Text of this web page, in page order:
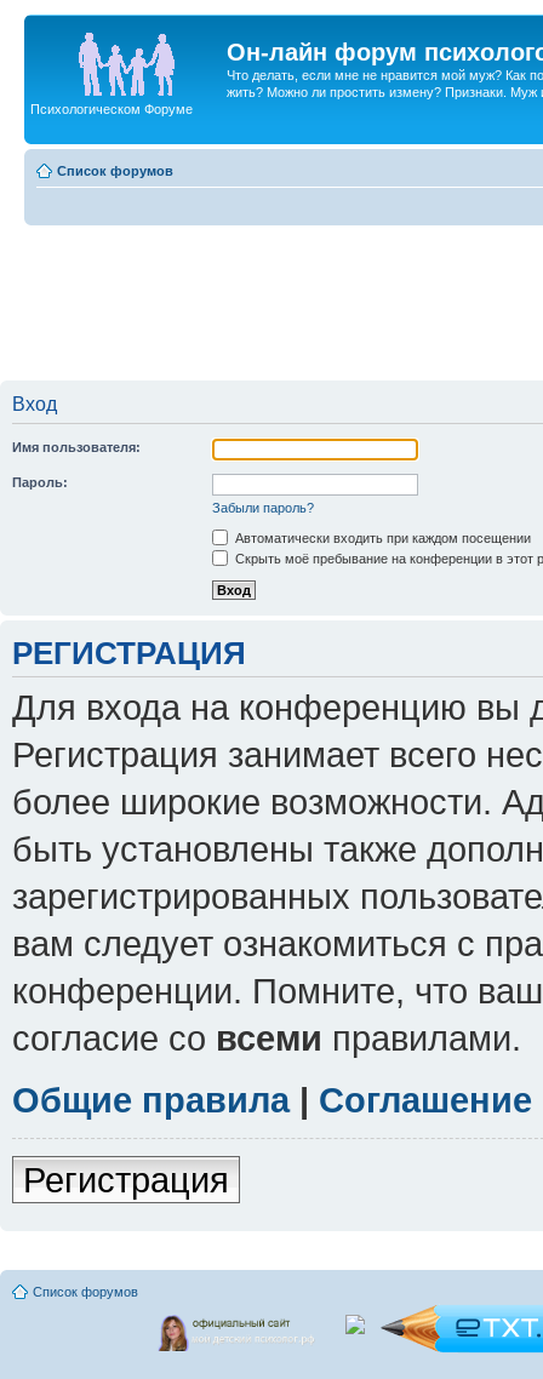
Он-лайн форум
Что делать, если мне не нравится мой муж? Как
жить? Можно ли простить измену? Признаки. Муж
Психологическом Форуме
Список форумов
Вход
Имя пользователя:
Пароль:
Забыли пароль?
Автоматически входить при каждом посещении
Скрыть моё пребывание на конференции в этот
РЕГИСТРАЦИЯ
Для входа на конференцию вы
Регистрация занимает всего
более широкие возможности.
быть установлены также
зарегистрированных
вам следует ознакомиться с
конференции. Помните, что
согласие со всеми правилами.
Общие правила|
Регистрация
Список форумов